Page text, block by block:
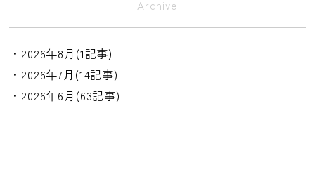
Archive
・2026年8月(1記事)
・2026年7月(14記事)
・2026年6月(63記事)